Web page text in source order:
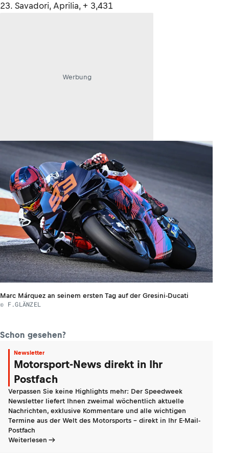
23. Savadori, Aprilia, + 3,431
Werbung
Marc Márquez an seinem ersten Tag auf der Gresini-Ducati
© F.GLÄNZEL
Schon gesehen?
Newsletter
Motorsport-News direkt in Ihr
Postfach
Verpassen Sie keine Highlights mehr: Der Speedweek
Newsletter liefert Ihnen zweimal wöchentlich aktuelle
Nachrichten, exklusive Kommentare und alle wichtigen
Termine aus der Welt des Motorsports - direkt in Ihr E-Mail-
Postfach
Weiterlesen